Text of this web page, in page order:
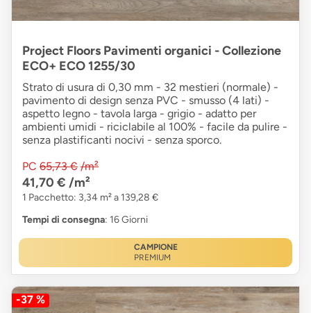
Project Floors Pavimenti organici - Collezione
ECO+ ECO 1255/30
Strato di usura di 0,30 mm - 32 mestieri (normale) -
pavimento di design senza PVC - smusso (4 lati) -
aspetto legno - tavola larga - grigio - adatto per
ambienti umidi - riciclabile al 100% - facile da pulire -
senza plastificanti nocivi - senza sporco.
PC 65,73 € /m²
41,70 € /m²
1 Pacchetto: 3,34 m² a 139,28 €
Tempi di consegna: 16 Giorni
CAMPIONE
PREMIUM
-37 %